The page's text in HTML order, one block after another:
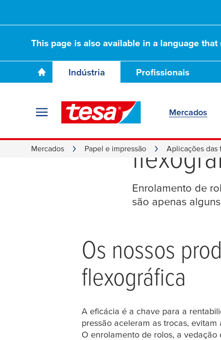
This page is also available in a language
Indústria Profissionais
Mercados
Mercados Papel e impressão Aplicações das
Fitas
Enrolamento de
são apenas
Os nossos
flexográfica
A eficácia é a chave para a
pressão aceleram as trocas,
O enrolamento de rolos, a